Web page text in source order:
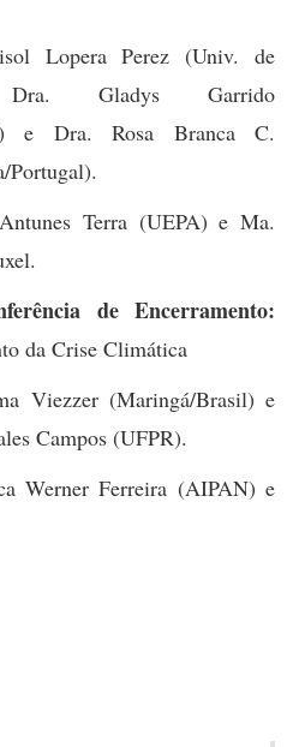
Lopera Perez (Univ. de
Dra. Gladys Garrido
e Dra. Rosa Branca C.
Portugal).
Terra (UEPA) e Ma.
de Encerramento:
da Crise Climática
Viezzer (Maringá/Brasil) e
Campos (UFPR).
Werner Ferreira (AIPAN) e